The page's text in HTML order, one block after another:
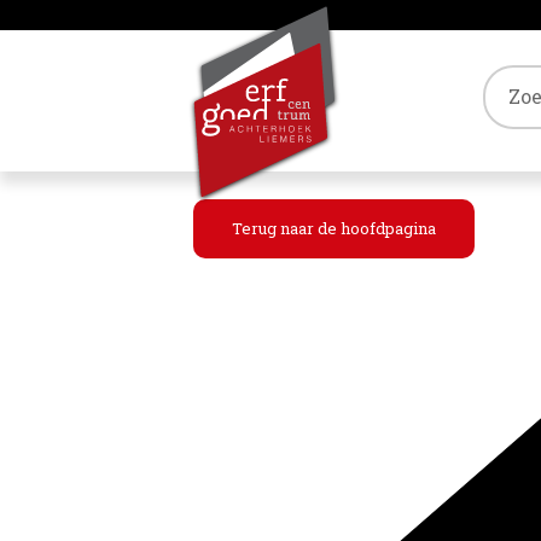
Terug naar de hoofdpagina